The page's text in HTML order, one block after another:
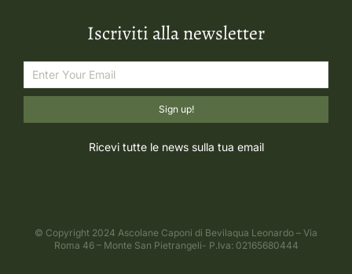
Iscriviti alla newsletter
Sign up!
Ricevi tutte le news sulla tua email
© Copyright 2024 Ascolane Caponi di Bevilaqua Leonardo – Via
Roma 46 – Monte San Pietrangeli- P.Iva: 02165680444